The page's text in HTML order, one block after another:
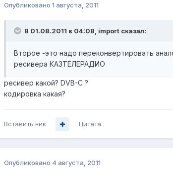
Опубликовано 1 августа, 2011
В 01.08.2011 в 04:08, import сказал:
Второе -это надо переконвертировать
ресивера КАЗТЕЛЕРАДИО
ресивер какой? DVB-C ?
кодировка какая?
Вставить ник Цитата
Опубликовано 4 августа, 2011